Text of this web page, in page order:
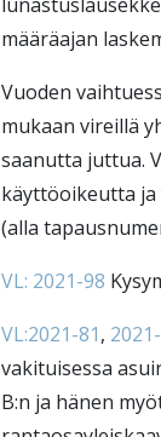
määräajan
Vuoden
mukaan vireillä
saanutta juttua.
käyttöoikeutta
(alla
VL: 2021-98
VL:2021-81,
vakituisessa
B:n ja hänen